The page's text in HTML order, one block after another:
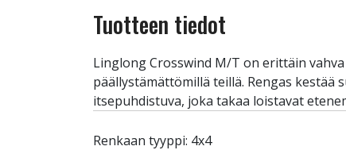
Tuotteen tiedot
Linglong Crosswind M/T on erittäin
päällystämättömillä teillä. Rengas
itsepuhdistuva, joka takaa loistavat
Renkaan tyyppi: 4x4